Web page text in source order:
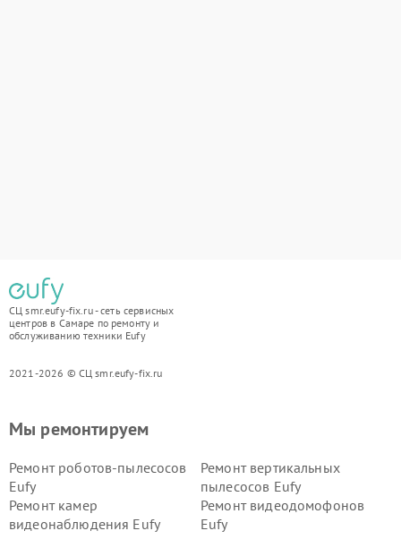
СЦ smr.eufy-fix.ru - сеть сервисных
центров в Самаре по ремонту и
обслуживанию техники Eufy
2021-2026 © СЦ smr.eufy-fix.ru
Мы ремонтируем
Ремонт роботов-пылесосов
Eufy
Ремонт вертикальных
пылесосов Eufy
Ремонт камер
видеонаблюдения Eufy
Ремонт видеодомофонов
Eufy